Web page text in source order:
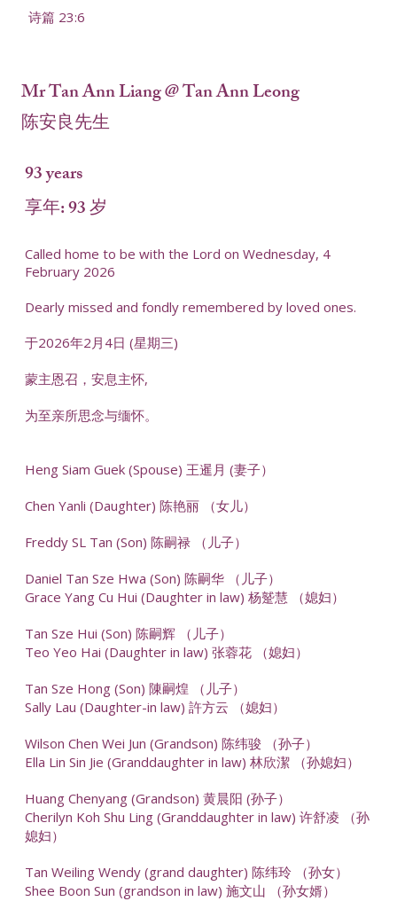
诗篇 23:6
Mr Tan Ann Liang @ Tan Ann Leong
陈安良先生
93 years
享年: 93 岁
Called home to be with the Lord on Wednesday, 4
February 2026
Dearly missed and fondly remembered by loved ones.
于2026年2月4日 (星期三)
蒙主恩召，安息主怀,
为至亲所思念与缅怀。
Heng Siam Guek (Spouse) 王暹月 (妻子）
Chen Yanli (Daughter) 陈艳丽 （女儿）
Freddy SL Tan (Son) 陈嗣禄 （儿子）
Daniel Tan Sze Hwa (Son) 陈嗣华 （儿子）
Grace Yang Cu Hui (Daughter in law) 杨蹵慧 （媳妇）
Tan Sze Hui (Son) 陈嗣辉 （儿子）
Teo Yeo Hai (Daughter in law) 张蓉花 （媳妇）
Tan Sze Hong (Son) 陳嗣煌 （儿子）
Sally Lau (Daughter-in law) 許方云 （媳妇）
Wilson Chen Wei Jun (Grandson) 陈纬骏 （孙子）
Ella Lin Sin Jie (Granddaughter in law) 林欣潔 （孙媳妇）
Huang Chenyang (Grandson) 黄晨阳 (孙子）
Cherilyn Koh Shu Ling (Granddaughter in law) 许舒凌 （孙
媳妇）
Tan Weiling Wendy (grand daughter) 陈纬玲 （孙女）
Shee Boon Sun (grandson in law) 施文山 （孙女婿）